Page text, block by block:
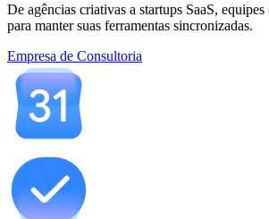
De agências criativas a startups SaaS,
para manter suas ferramentas sincronizadas.
Empresa de Consultoria